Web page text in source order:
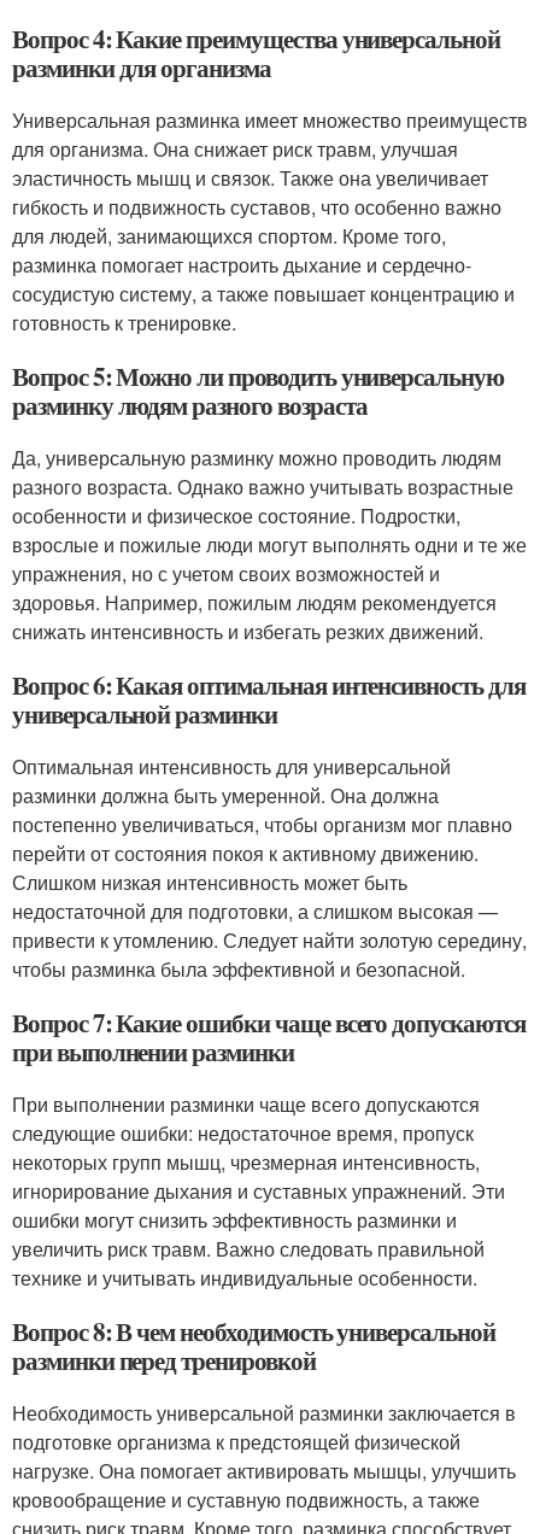
Вопрос 4: Какие преимущества универсальной
разминки для организма
Универсальная разминка имеет множество преимуществ
для организма. Она снижает риск травм, улучшая
эластичность мышц и связок. Также она увеличивает
гибкость и подвижность суставов, что особенно важно
для людей, занимающихся спортом. Кроме того,
разминка помогает настроить дыхание и сердечно-
сосудистую систему, а также повышает концентрацию и
готовность к тренировке.
Вопрос 5: Можно ли проводить универсальную
разминку людям разного возраста
Да, универсальную разминку можно проводить людям
разного возраста. Однако важно учитывать возрастные
особенности и физическое состояние. Подростки,
взрослые и пожилые люди могут выполнять одни и те же
упражнения, но с учетом своих возможностей и
здоровья. Например, пожилым людям рекомендуется
снижать интенсивность и избегать резких движений.
Вопрос 6: Какая оптимальная интенсивность для
универсальной разминки
Оптимальная интенсивность для универсальной
разминки должна быть умеренной. Она должна
постепенно увеличиваться, чтобы организм мог плавно
перейти от состояния покоя к активному движению.
Слишком низкая интенсивность может быть
недостаточной для подготовки, а слишком высокая —
привести к утомлению. Следует найти золотую середину,
чтобы разминка была эффективной и безопасной.
Вопрос 7: Какие ошибки чаще всего допускаются
при выполнении разминки
При выполнении разминки чаще всего допускаются
следующие ошибки: недостаточное время, пропуск
некоторых групп мышц, чрезмерная интенсивность,
игнорирование дыхания и суставных упражнений. Эти
ошибки могут снизить эффективность разминки и
увеличить риск травм. Важно следовать правильной
технике и учитывать индивидуальные особенности.
Вопрос 8: В чем необходимость универсальной
разминки перед тренировкой
Необходимость универсальной разминки заключается в
подготовке организма к предстоящей физической
нагрузке. Она помогает активировать мышцы, улучшить
кровообращение и суставную подвижность, а также